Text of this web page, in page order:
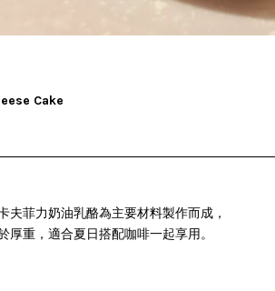
Cake
夫菲力奶油乳酪為主要材料製作而成，
厚重，適合夏日搭配咖啡一起享用。